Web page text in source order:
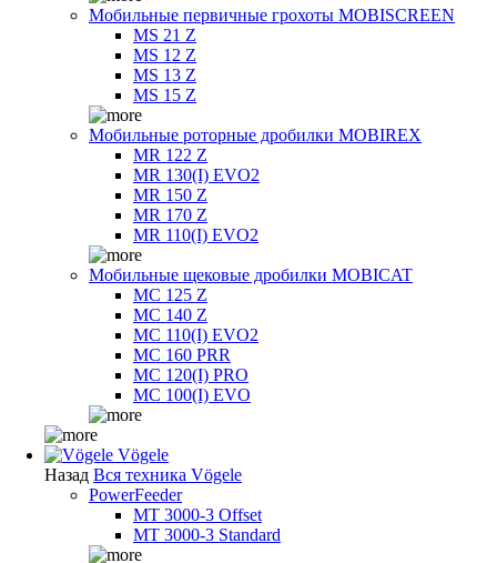
Мобильные первичные грохоты MOBISCREEN
MS 21 Z
MS 12 Z
MS 13 Z
MS 15 Z
Мобильные роторные дробилки MOBIREX
MR 122 Z
MR 130(I) EVO2
MR 150 Z
MR 170 Z
MR 110(I) EVO2
Мобильные щековые дробилки MOBICAT
MC 125 Z
MC 140 Z
MC 110(I) EVO2
MC 160 PRR
MC 120(I) PRO
MC 100(I) EVO
Vögele
Назад Вся техника Vögele
PowerFeeder
MT 3000-3 Offset
MT 3000-3 Standard